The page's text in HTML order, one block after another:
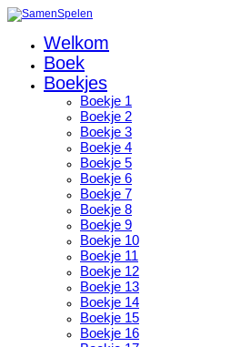
Welkom
Boek
Boekjes
Boekje 1
Boekje 2
Boekje 3
Boekje 4
Boekje 5
Boekje 6
Boekje 7
Boekje 8
Boekje 9
Boekje 10
Boekje 11
Boekje 12
Boekje 13
Boekje 14
Boekje 15
Boekje 16